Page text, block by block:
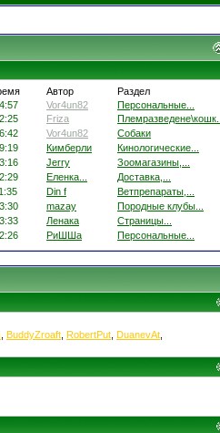
Автор
Раздел
Vor4un82
Персональные...
Friza
Племразведене\кошк...
Vor4un82
Собаки
Кимберли
Кинологические...
Jerry
Зоомагазины,...
Еленка...
Доставка,...
Din f
Ветпрепараты,...
mazay
Породные клубы...
Ленака
Страницы...
РиШШа Персональные...
BuddyZroaft RobertPut DuanevAt